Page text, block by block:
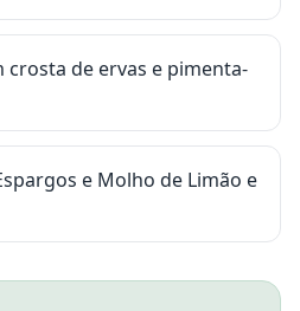
crosta de ervas e pimenta-
e Molho de Limão e